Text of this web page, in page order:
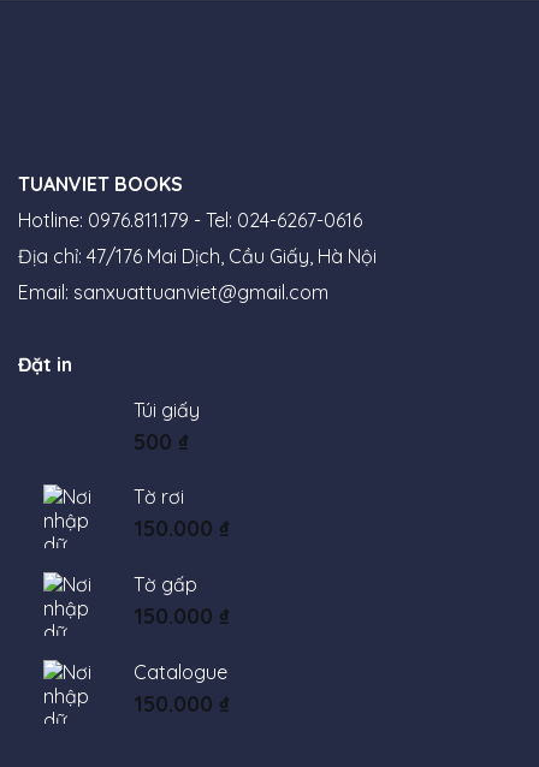
TUANVIET BOOKS
Hotline: 0976.811.179 - Tel: 024-6267-0616
Địa chỉ: 47/176 Mai Dịch, Cầu Giấy, Hà Nội
Email: sanxuattuanviet@gmail.com
Đặt in
Túi giấy
500 ₫
Tờ rơi
150.000 ₫
Tờ gấp
150.000 ₫
Catalogue
150.000 ₫